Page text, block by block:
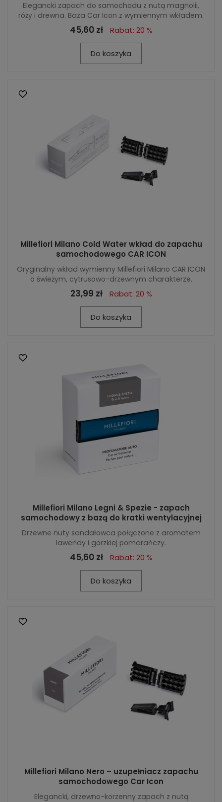
Elegancki zapach do samochodu z nutą magnolii,
róży i drewna. Baza Car Icon z wymiennym wkładem.
45,60 zł Rabat: 20 %
Do koszyka
Millefiori Milano Cold Water wkład do zapachu
samochodowego CAR ICON
Oryginalny wkład wymienny Millefiori Milano CAR ICON
o świeżym, cytrusowo-drzewnym charakterze.
23,99 zł Rabat: 20 %
Do koszyka
Millefiori Milano Legni & Spezie - zapach
samochodowy z bazą do kratki wentylacyjnej
Drzewne nuty sandałowca połączone z aromatem
lawendy i gorzkiej pomarańczy.
45,60 zł Rabat: 20 %
Do koszyka
Millefiori Milano Nero – uzupełniacz zapachu
samochodowego Car Icon
Elegancki, drzewno-korzenny zapach z nutą